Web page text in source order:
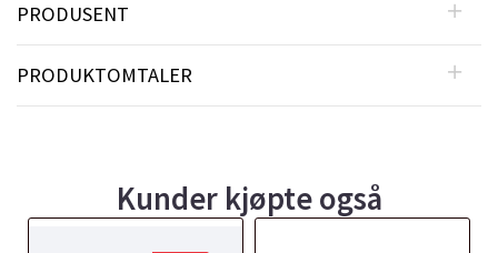
PRODUSENT
PRODUKTOMTALER
Kunder kjøpte også